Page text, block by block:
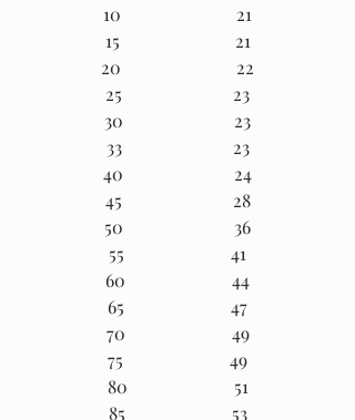
10                          21
15                          21
20                          22
25                         23
30                         23
33                         23
40                         24
45                         28
50                         36
55                        41
60                        44
65                        47
70                        49
75                        49
80                        51
85                        53